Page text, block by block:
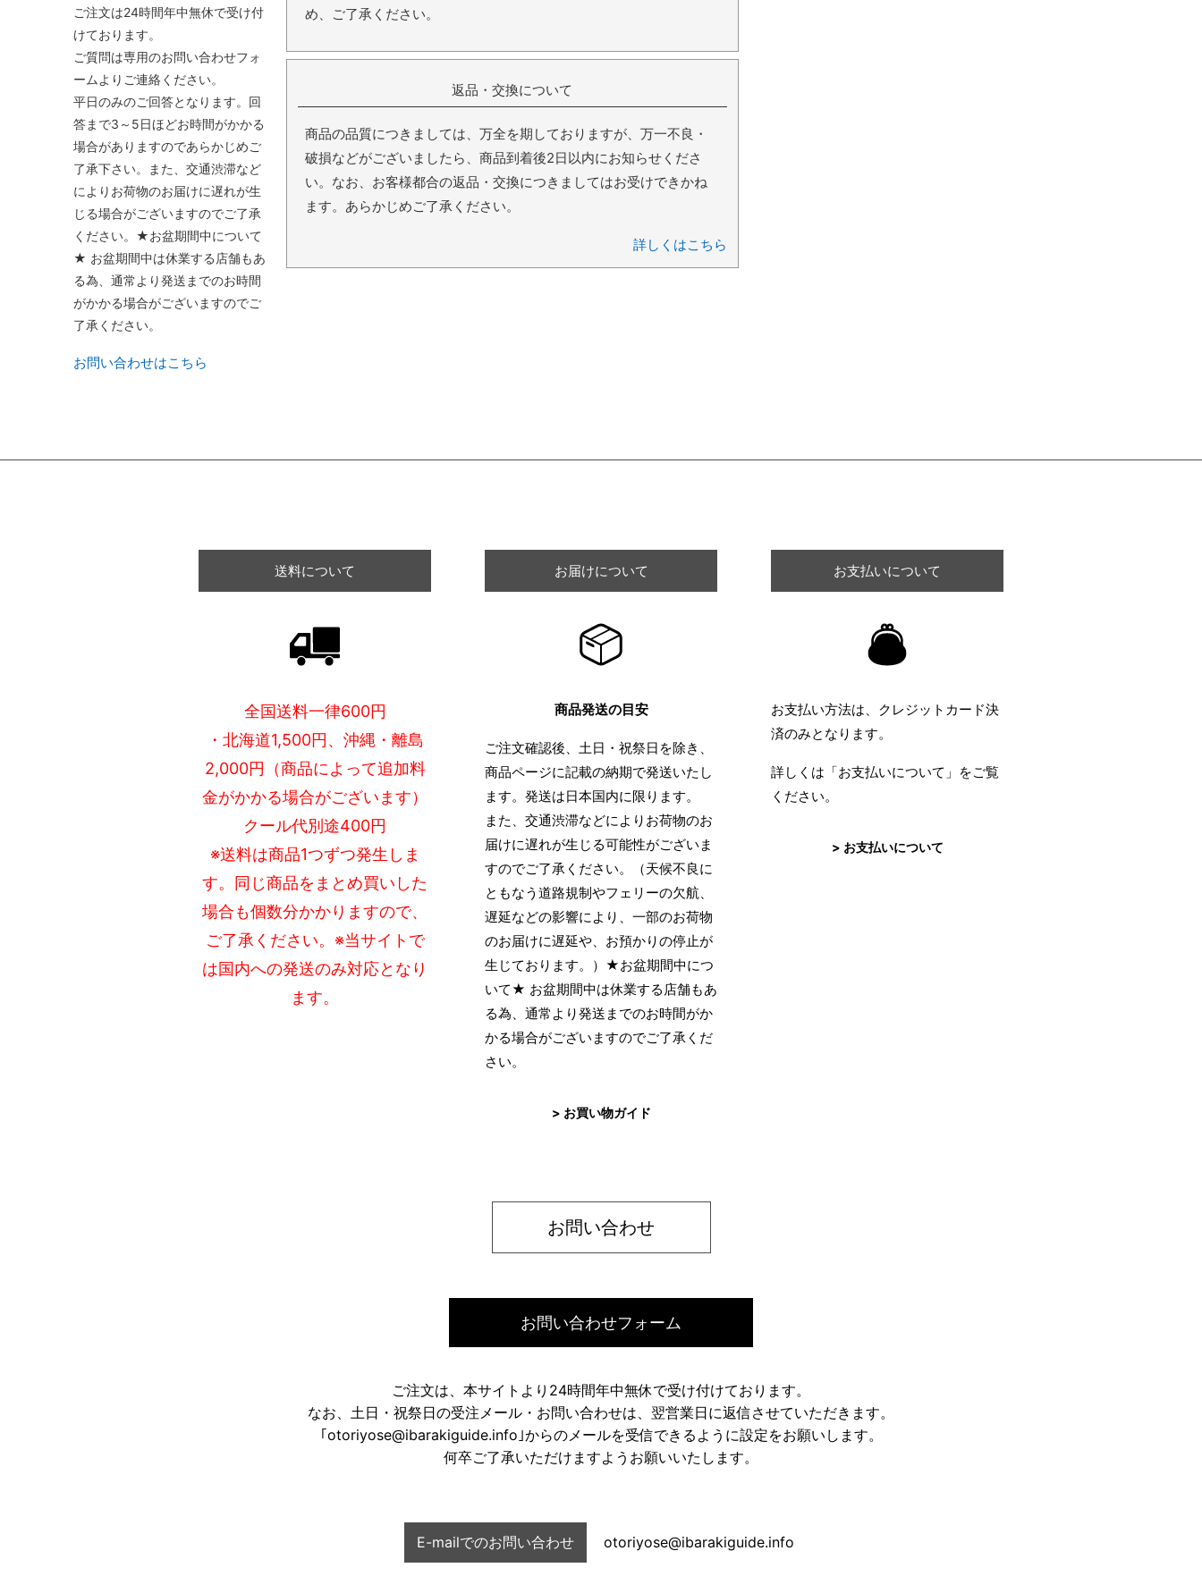
ご注文は24時間年中無休で受け付
けております。
ご質問は専用のお問い合わせフォ
ームよりご連絡ください。
平日のみのご回答となります。回
答まで3～5日ほどお時間がかかる
場合がありますのであらかじめご
了承下さい。また、交通渋滞など
によりお荷物のお届けに遅れが生
じる場合がございますのでご了承
ください。★お盆期間中について
★ お盆期間中は休業する店舗もあ
る為、通常より発送までのお時間
がかかる場合がございますのでご
了承ください。
お問い合わせはこちら
め、ご了承ください。
返品・交換について
商品の品質につきましては、万全を期しておりますが、万一不良・
破損などがございましたら、商品到着後2日以内にお知らせくださ
い。なお、お客様都合の返品・交換につきましてはお受けできかね
ます。あらかじめご了承ください。
詳しくはこちら
送料について
全国送料一律600円
・北海道1,500円、沖縄・離島
2,000円（商品によって追加料
金がかかる場合がございます）
クール代別途400円
※送料は商品1つずつ発生しま
す。同じ商品をまとめ買いした
場合も個数分かかりますので、
ご了承ください。※当サイトで
は国内への発送のみ対応となり
ます。
お届けについて
商品発送の目安
ご注文確認後、土日・祝祭日を除き、
商品ページに記載の納期で発送いたし
ます。発送は日本国内に限ります。
また、交通渋滞などによりお荷物のお
届けに遅れが生じる可能性がございま
すのでご了承ください。（天候不良に
ともなう道路規制やフェリーの欠航、
遅延などの影響により、一部のお荷物
のお届けに遅延や、お預かりの停止が
生じております。）★お盆期間中につ
いて★ お盆期間中は休業する店舗もあ
る為、通常より発送までのお時間がか
かる場合がございますのでご了承くだ
さい。
> お買い物ガイド
お支払いについて
お支払い方法は、クレジットカード決
済のみとなります。
詳しくは「お支払いについて」をご覧
ください。
> お支払いについて
お問い合わせ
お問い合わせフォーム
ご注文は、本サイトより24時間年中無休で受け付けております。
なお、土日・祝祭日の受注メール・お問い合わせは、翌営業日に返信させていただきます。
｢otoriyose@ibarakiguide.info｣からのメールを受信できるように設定をお願いします。
何卒ご了承いただけますようお願いいたします。
E-mailでのお問い合わせ otoriyose@ibarakiguide.info